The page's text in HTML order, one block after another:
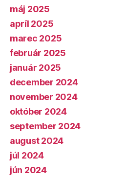
máj 2025
apríl 2025
marec 2025
február 2025
január 2025
december 2024
november 2024
október 2024
september 2024
august 2024
júl 2024
jún 2024